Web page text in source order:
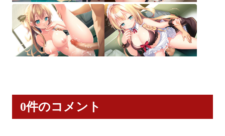
0件のコメント